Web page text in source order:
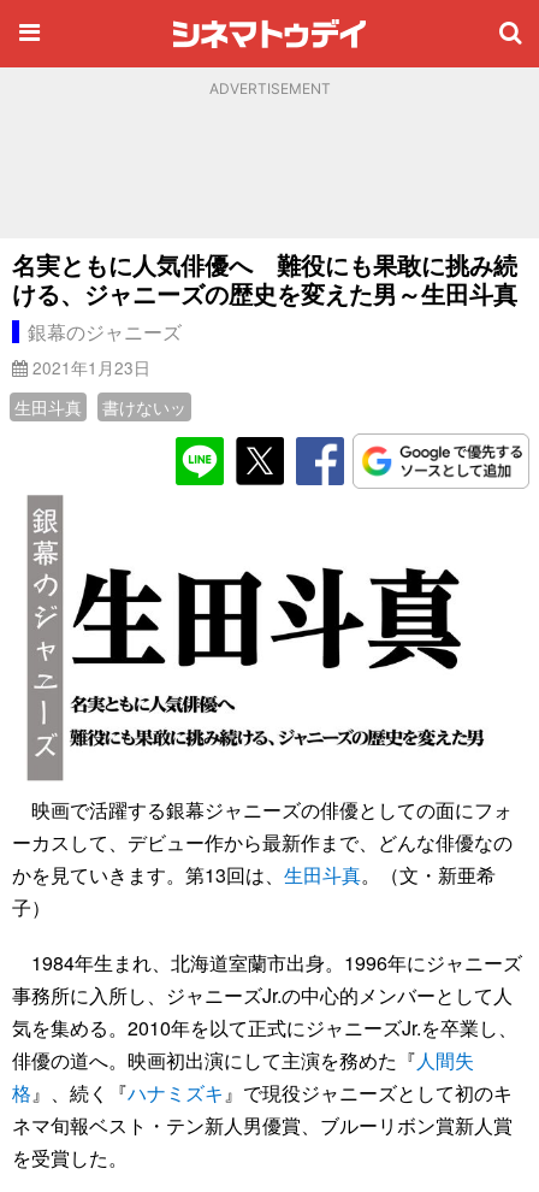
ADVERTISEMENT
名実ともに人気俳優へ 難役にも果敢に挑み続
ける、ジャニーズの歴史を変えた男～生田斗真
銀幕のジャニーズ
2021年1月23日
生田斗真
書けないッ
映画で活躍する銀幕ジャニーズの俳優としての面にフォ
ーカスして、デビュー作から最新作まで、どんな俳優なの
かを見ていきます。第13回は、 生田斗真。（文・新亜希
子）
1984年生まれ、北海道室蘭市出身。1996年にジャニーズ
事務所に入所し、ジャニーズJr.の中心的メンバーとして人
気を集める。2010年を以て正式にジャニーズJr.を卒業し、
俳優の道へ。映画初出演にして主演を務めた『人間失
格』、続く『ハナミズキ』で現役ジャニーズとして初のキ
ネマ旬報ベスト・テン新人男優賞、ブルーリボン賞新人賞
を受賞した。